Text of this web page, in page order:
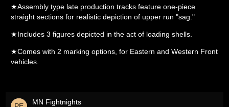
★Assembly type late production tracks feature one-piece
straight sections for realistic depiction of upper run "sag."
★Includes 3 figures depicted in the act of loading shells.
★Comes with 2 marking options, for Eastern and Western Front
vehicles.
MN Fightnights